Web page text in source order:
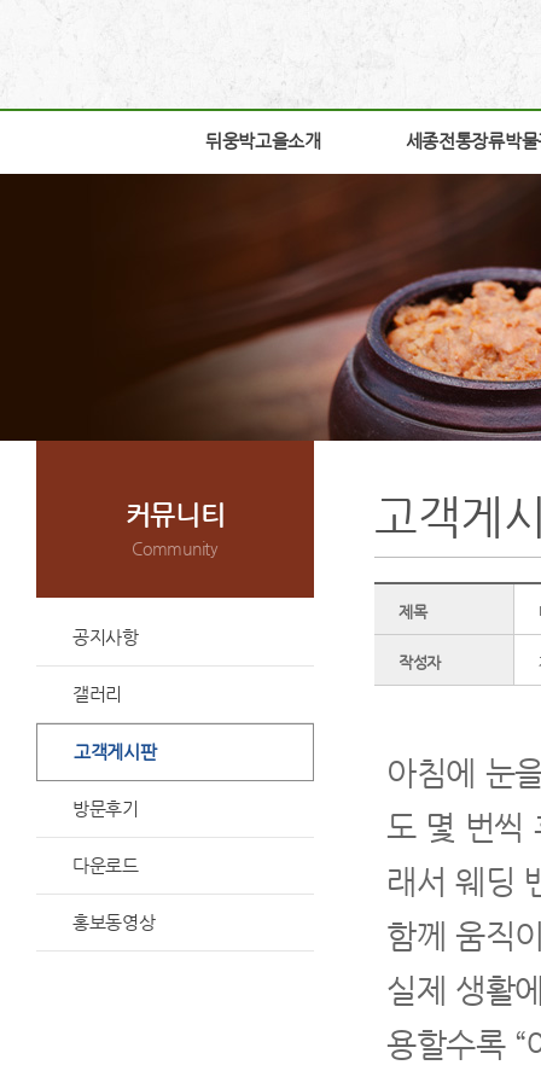
뒤웅박고을소개 세종전통장류박물
뒤웅박고을소개 세종전통장류박물
조감도
학술연구
자료실
열린공간
커뮤니티
Community
공지사항
갤러리
고객게시판
방문후기
다운로드
홍보동영상
고객게
제목
작성자
아침에 눈
도 몇 번씩
래서 웨딩
함께 움직
실제 생활
용할수록 “